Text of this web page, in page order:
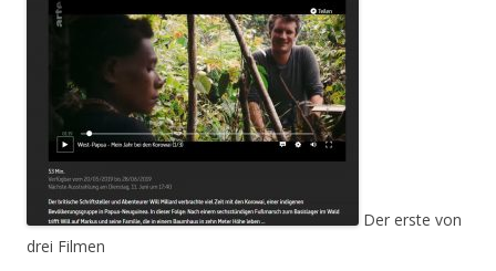
Der erste von
drei Filmen